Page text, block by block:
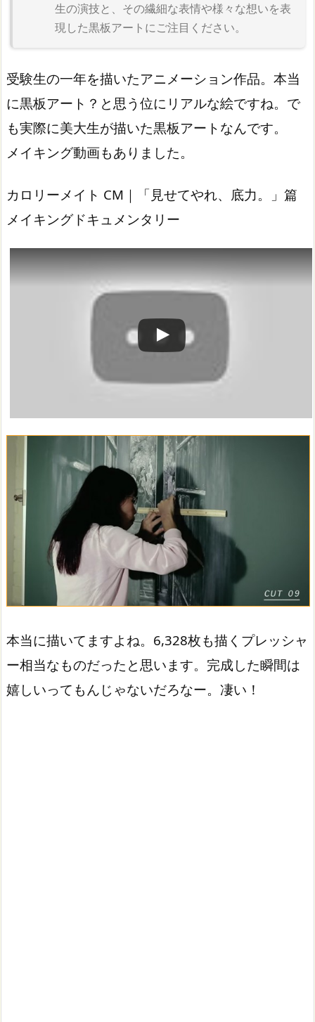
生の演技と、その­繊細な表情や様々な想いを表
現した黒板アートにご注目ください。
受験生の一年を描いたアニメーション作品。本当
に黒板アート？と思う位にリアルな絵ですね。で
も実際に美大生が描いた黒板アートなんです。
メイキング動画もありました。
カロリーメイト CM｜「見せてやれ、底力。」篇
メイキングドキュメンタリー
この動画を YouTube で視聴
本当に描いてますよね。6­,328枚も描くプレッシャ
ー相当なものだったと思います。完成した瞬間は
嬉しいってもんじゃないだろなー。凄い！